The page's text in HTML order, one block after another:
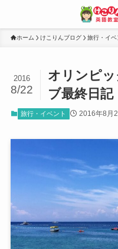
ホーム けこりんブログ 旅行・イベ
オリンピ
ブ最終日記
2016
8/22
旅行・イベント 2016年8月